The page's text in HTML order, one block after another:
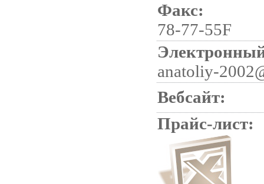
Факс:
78-77-55F
anatoliy-
Вебсайт:
Прайс-лист: